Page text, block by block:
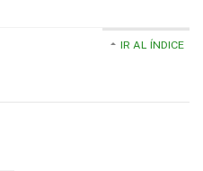
IR AL ÍNDICE